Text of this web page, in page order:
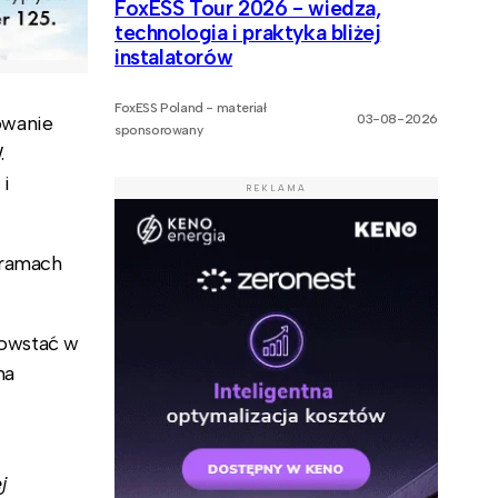
i
w
FoxESS Tour 2026 - wiedza,
technologia i praktyka bliżej
instalatorów
FoxESS Poland - materiał
sponsorowany
03-08-2026
REKLAMA